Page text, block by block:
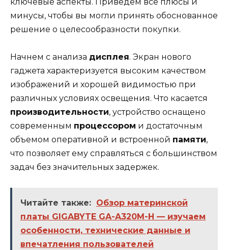
минусы, чтобы вы могли принять обоснованное
решение о целесообразности покупки.
Начнем с анализа дисплея. Экран нового
гаджета характеризуется высоким качеством
изображений и хорошей видимостью при
различных условиях освещения. Что касается
производительности, устройство оснащено
современным процессором и достаточным
объемом оперативной и встроенной памяти,
что позволяет ему справляться с большинством
задач без значительных задержек.
Читайте также: Обзор материнской
платы GIGABYTE GA-A320M-H — изучаем
особенности, технические данные и
впечатления пользователей